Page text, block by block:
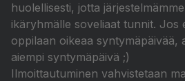
huolellisesti, jotta
ikäryhmälle soveliaat tunnit. Jos
oppilaan oikeaa syntymäpäivää,
aiempi syntymäpäivä ;)
Ilmoittautuminen vahvistetaan